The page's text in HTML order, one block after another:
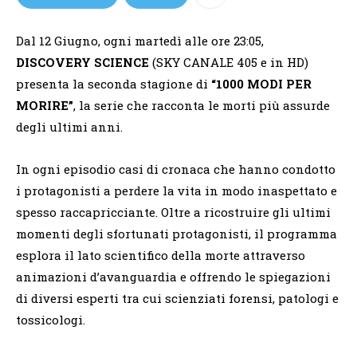
Dal 12 Giugno, ogni martedì alle ore 23:05,
DISCOVERY SCIENCE (SKY CANALE 405 e in HD)
presenta la seconda stagione di “1000 MODI PER
MORIRE”, la serie che racconta le morti più assurde
degli ultimi anni.
In ogni episodio casi di cronaca che hanno condotto
i protagonisti a perdere la vita in modo inaspettato e
spesso raccapricciante. Oltre a ricostruire gli ultimi
momenti degli sfortunati protagonisti, il programma
esplora il lato scientifico della morte attraverso
animazioni d’avanguardia e offrendo le spiegazioni
di diversi esperti tra cui scienziati forensi, patologi e
tossicologi.